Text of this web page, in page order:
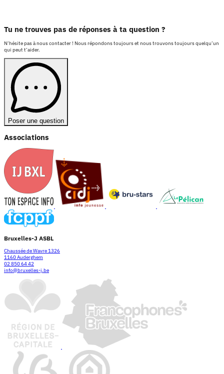
Tu ne trouves pas de réponses à ta question ?
N’hésite pas à nous contacter ! Nous répondons toujours et nous trouvons toujours quelqu’un
qui peut t’aider.
Poser une question
Associations
Bruxelles-J ASBL
Chaussée de Wavre 1326
1160 Auderghem
02 850 64 42
info@bruxelles-j.be